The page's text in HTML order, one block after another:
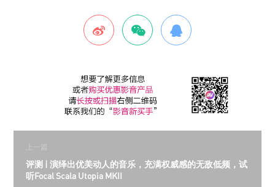
上一篇
评测 | 演绎出优美动人的音乐，充满权威感的无敌低频，试
听Focal Scala Utopia MKII